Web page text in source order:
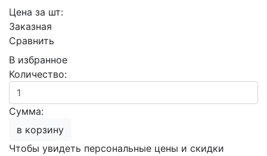
Цена за шт:
Заказная
Сравнить
В избранное
Количество:
Сумма:
в корзину
Чтобы увидеть персональные цены и скидки